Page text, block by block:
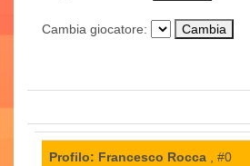
Cambia giocatore:
Profilo: Francesco Rocca , #0